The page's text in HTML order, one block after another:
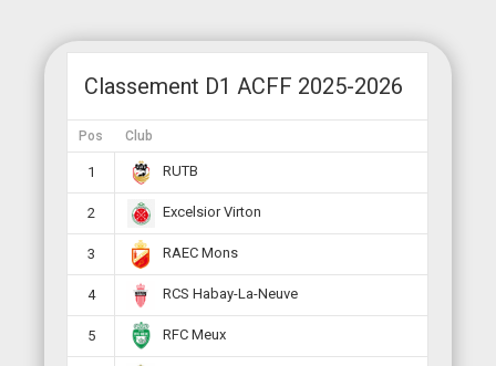
Classement D1 ACFF 2025-2026
Pos Club
1 RUTB
2 Excelsior Virton
3 RAEC Mons
4 RCS Habay-La-Neuve
5 RFC Meux